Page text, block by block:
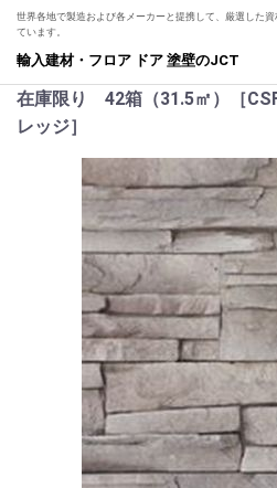
世界各地で製造および各メーカーと提携して、厳選した
ています。
輸入建材・フロア ドア 塗壁のJCT
在庫限り 42箱（31.5㎡）［
レッジ］